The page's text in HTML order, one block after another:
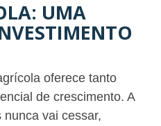
UMA
oferece tanto
de crescimento. A
vai cessar,